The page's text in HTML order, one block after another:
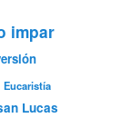
impar
Eucaristía
Lucas